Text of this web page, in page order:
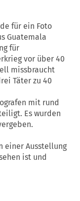
für ein Foto
Guatemala
für
vor über 40
missbraucht
Täter zu 40
mit rund
Es wurden
einer Ausstellung
ist und